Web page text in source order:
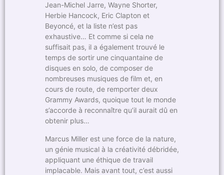
Jean-Michel Jarre, Wayne Shorter,
Herbie Hancock, Eric Clapton et
Beyoncé, et la liste n’est pas
exhaustive… Et comme si cela ne
suffisait pas, il a également trouvé le
temps de sortir une cinquantaine de
disques en solo, de composer de
nombreuses musiques de film et, en
cours de route, de remporter deux
Grammy Awards, quoique tout le monde
s’accorde à reconnaître qu’il aurait dû en
obtenir plus…
Marcus Miller est une force de la nature,
un génie musical à la créativité débridée,
appliquant une éthique de travail
implacable. Mais avant tout, c’est aussi